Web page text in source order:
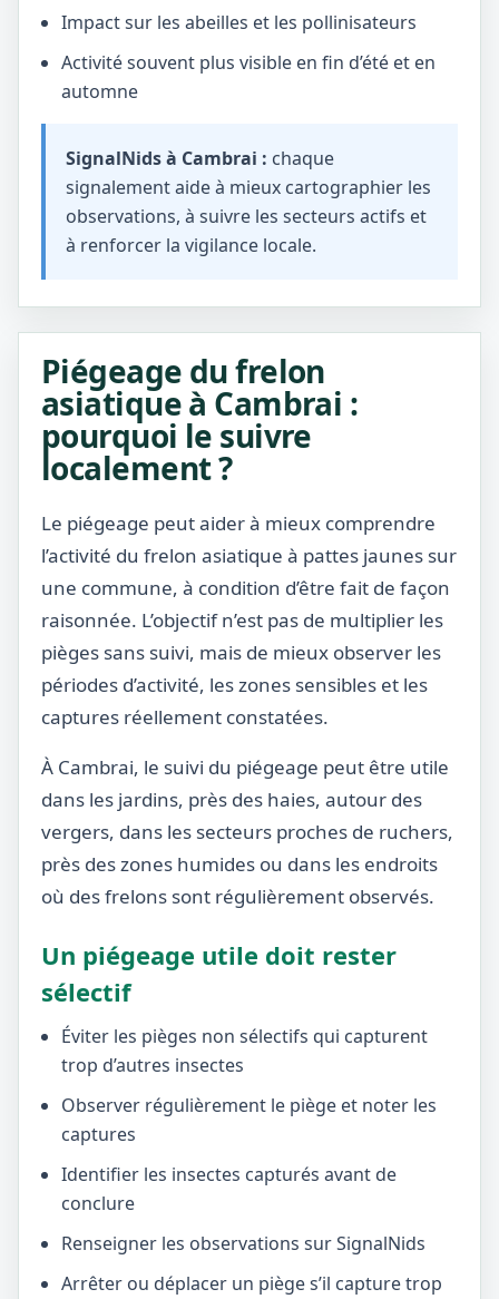
Impact sur les abeilles et les pollinisateurs
Activité souvent plus visible en fin d’été et en
automne
SignalNids à Cambrai : chaque
signalement aide à mieux cartographier les
observations, à suivre les secteurs actifs et
à renforcer la vigilance locale.
Piégeage du frelon
asiatique à Cambrai :
pourquoi le suivre
localement ?
Le piégeage peut aider à mieux comprendre
l’activité du frelon asiatique à pattes jaunes sur
une commune, à condition d’être fait de façon
raisonnée. L’objectif n’est pas de multiplier les
pièges sans suivi, mais de mieux observer les
périodes d’activité, les zones sensibles et les
captures réellement constatées.
À Cambrai, le suivi du piégeage peut être utile
dans les jardins, près des haies, autour des
vergers, dans les secteurs proches de ruchers,
près des zones humides ou dans les endroits
où des frelons sont régulièrement observés.
Un piégeage utile doit rester
sélectif
Éviter les pièges non sélectifs qui capturent
trop d’autres insectes
Observer régulièrement le piège et noter les
captures
Identifier les insectes capturés avant de
conclure
Renseigner les observations sur SignalNids
Arrêter ou déplacer un piège s’il capture trop